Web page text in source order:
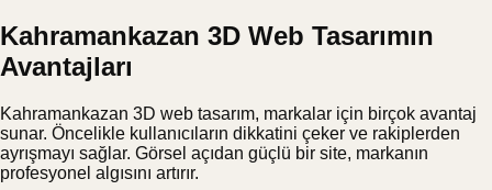
Kahramankazan 3D Web Tasarımın
Avantajları
Kahramankazan 3D web tasarım, markalar için birçok avantaj
sunar. Öncelikle kullanıcıların dikkatini çeker ve rakiplerden
ayrışmayı sağlar. Görsel açıdan güçlü bir site, markanın
profesyonel algısını artırır.